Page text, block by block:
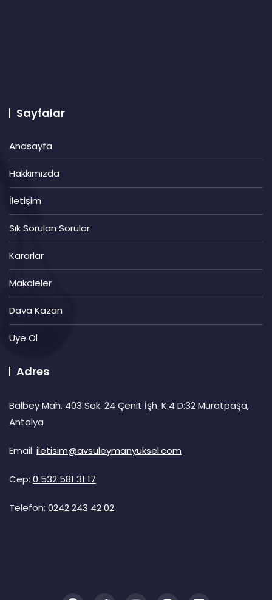
Sayfalar
Anasayfa
Hakkımızda
İletişim
Sık Sorulan Sorular
Kararlar
Makaleler
Dava Kazan
Üye Ol
Adres
Balbey Mah. 403 Sok. 24 Çenit İşh. K:4 D:32 Muratpaşa,
Antalya
Email: iletisim@avsuleymanyuksel.com
Cep: 0 532 581 31 17
Telefon: 0242 243 42 02